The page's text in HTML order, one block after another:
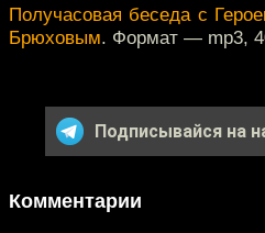
Получасовая беседа с
Брюховым. Формат — mp3,
Подписывайся на
Комментарии